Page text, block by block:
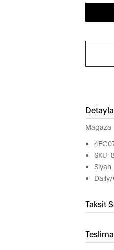
Mağaza
SKU:
Siyah
Taksit